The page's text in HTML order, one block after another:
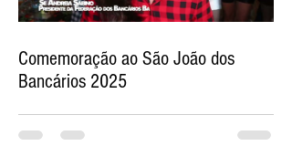
Comemoração ao São João dos
Bancários 2025